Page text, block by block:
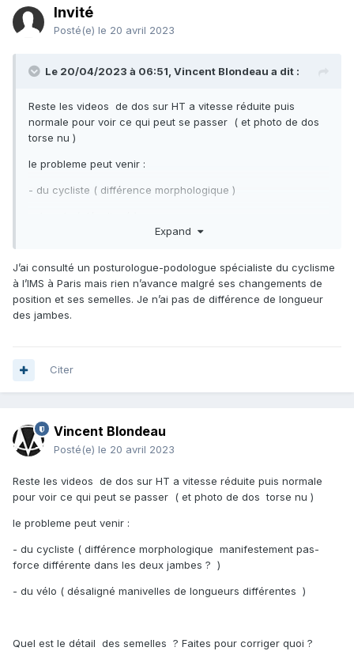
Invité
Posté(e) le 20 avril 2023
Le 20/04/2023 à 06:51, Vincent Blondeau a dit :
Reste les videos de dos sur HT a vitesse réduite puis
normale pour voir ce qui peut se passer ( et photo de dos
torse nu )
le probleme peut venir :
- du cycliste ( différence morphologique )
Il faut identifier si le velo est correctement construit ou si
c'est le ctycliste qui a un handicap ;
aveugle et des details peuvent nous echapper par exemple
Qui d'autres avez vous contacté pour que l'on puisse
Expand
J’ai consulté un posturologue-podologue spécialiste du cyclisme
à l’IMS à Paris mais rien n’avance malgré ses changements de
position et ses semelles. Je n’ai pas de différence de longueur
des jambes.
Citer
Vincent Blondeau
Posté(e) le 20 avril 2023
Reste les videos de dos sur HT a vitesse réduite puis normale
pour voir ce qui peut se passer ( et photo de dos torse nu )
le probleme peut venir :
- du cycliste ( différence morphologique manifestement pas-
force différente dans les deux jambes ? )
- du vélo ( désaligné manivelles de longueurs différentes )
Quel est le détail des semelles ? Faites pour corriger quoi ?